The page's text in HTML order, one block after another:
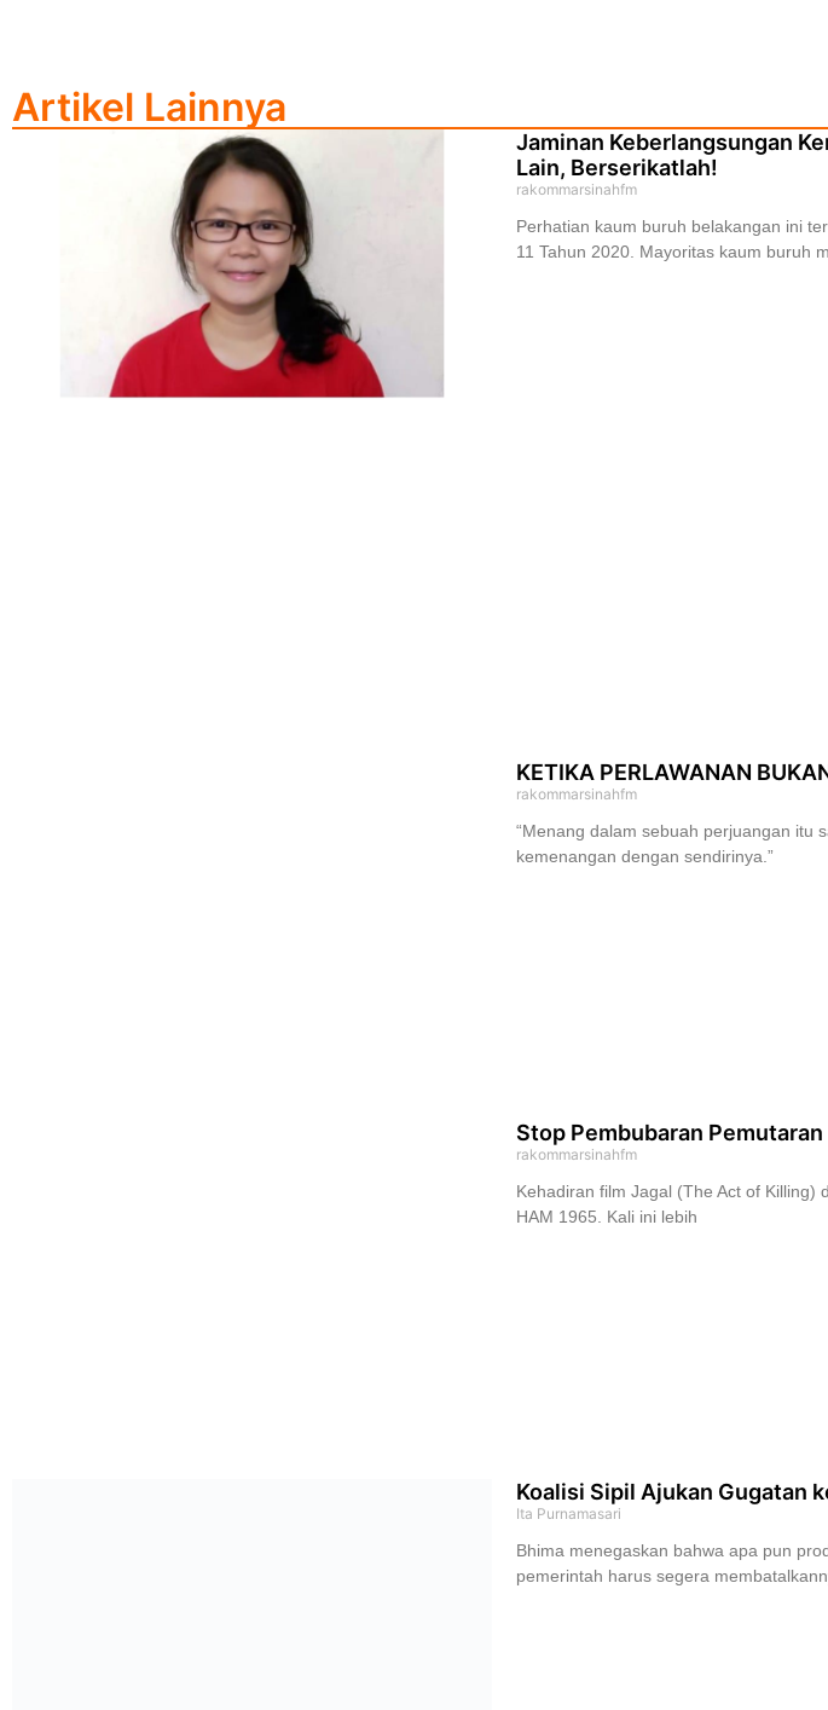
Artikel Lainnya
Jaminan Keberlangsungan
Lain, Berserikatlah!
rakommarsinahfm
Perhatian kaum buruh belakangan ini
11 Tahun 2020. Mayoritas kaum buruh
KETIKA PERLAWANAN
rakommarsinahfm
“Menang dalam sebuah perjuangan itu
kemenangan dengan
Stop Pembubaran
rakommarsinahfm
Kehadiran film Jagal (The Act of
HAM 1965. Kali ini lebih
Koalisi Sipil Ajukan Gugatan
Ita Purnamasari
Bhima menegaskan bahwa apa pun
pemerintah harus segera